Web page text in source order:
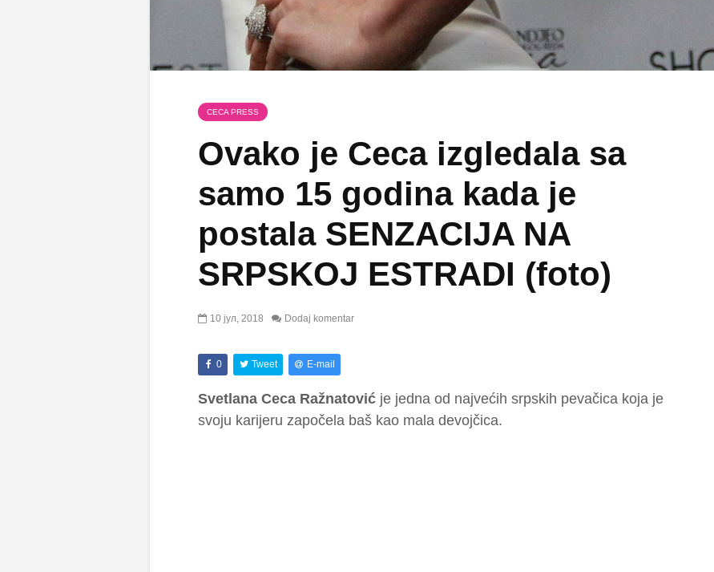
CECA PRESS
Ovako je Ceca izgledala sa
samo 15 godina kada je
postala SENZACIJA NA
SRPSKOJ ESTRADI (foto)
10 јул, 2018 Dodaj komentar
0 Tweet E-mail
Svetlana Ceca Ražnatović je jedna od najvećih srpskih pevačica koja je
svoju karijeru započela baš kao mala devojčica.